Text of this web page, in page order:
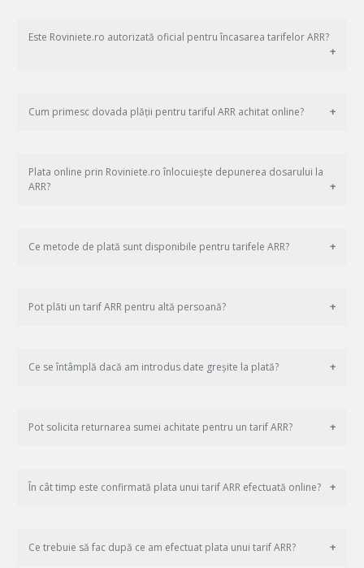
Este Roviniete.ro autorizată oficial pentru încasarea tarifelor ARR?
Cum primesc dovada plății pentru tariful ARR achitat online?
Plata online prin Roviniete.ro înlocuiește depunerea dosarului la
ARR?
Ce metode de plată sunt disponibile pentru tarifele ARR?
Pot plăti un tarif ARR pentru altă persoană?
Ce se întâmplă dacă am introdus date greșite la plată?
Pot solicita returnarea sumei achitate pentru un tarif ARR?
În cât timp este confirmată plata unui tarif ARR efectuată online?
Ce trebuie să fac după ce am efectuat plata unui tarif ARR?